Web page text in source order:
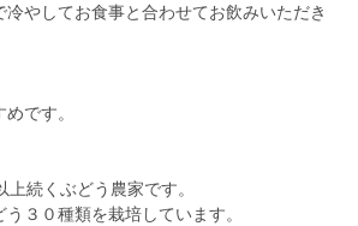
やしてお食事と合わせてお飲みいただき
です。
続くぶどう農家です。
３０種類を栽培しています。